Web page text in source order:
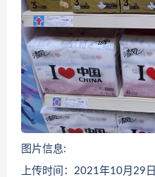
图片信息:
上传时间：2021年10月29日